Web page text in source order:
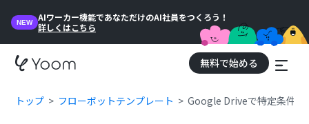
NEW
AIワーカー機能であなただけのAI社員をつくろう！
詳しくはこちら
無料で始める
トップ フローボットテンプレート Google Driveで特定条件に